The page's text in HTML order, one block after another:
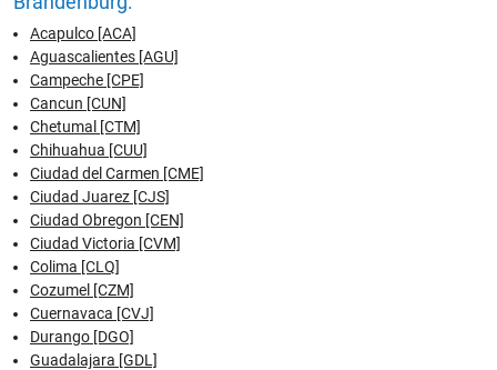
Acapulco [ACA]
Aguascalientes [AGU]
Campeche [CPE]
Cancun [CUN]
Chetumal [CTM]
Chihuahua [CUU]
Ciudad del Carmen [CME]
Ciudad Juarez [CJS]
Ciudad Obregon [CEN]
Ciudad Victoria [CVM]
Colima [CLQ]
Cozumel [CZM]
Cuernavaca [CVJ]
Durango [DGO]
Guadalajara [GDL]